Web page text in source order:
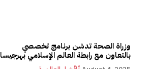
وزراة الصحة تدشن برنامج تخصصي
بالتعاون مع رابطة العالم الإسلامي بهرجيسا